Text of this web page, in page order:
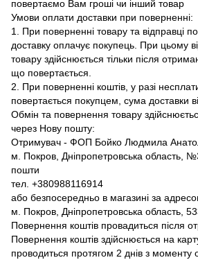
повертаємо Вам гроші чи інший товар
Умови оплати доставки при поверненні:
1. При поверненні товару та відправці
доставку оплачує покупець. При цьому
товару здійснюється тільки після
що повертається.
2. При поверненні коштів, у разі
повертається покупцем, сума доставки
Обмін та повернення товару
через Нову пошту:
Отримувач - ФОП Бойко Людмила
м. Покров, Дніпропетровська область,
пошти
тел. +380988116914
або безпосередньо в магазині за
м. Покров, Дніпропетровська область,
Повернення коштів провадиться після
Повернення коштів здійснюється на
проводиться протягом 2 днів з